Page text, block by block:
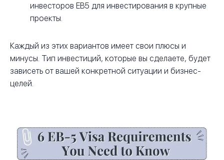
инвесторов EB5 для инвестирования в крупные
проекты.
Каждый из этих вариантов имеет свои плюсы и
минусы. Тип инвестиций, которые вы сделаете, будет
зависеть от вашей конкретной ситуации и бизнес-
целей.